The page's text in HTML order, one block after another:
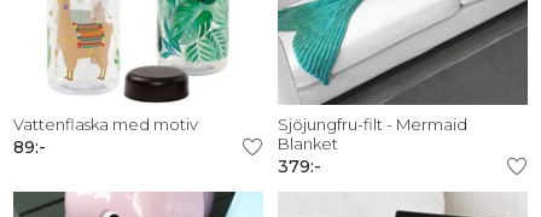
Vattenflaska med motiv
89:-
Sjöjungfru-filt - Mermaid
Blanket
379:-